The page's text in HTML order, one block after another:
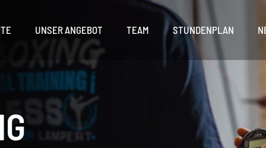
UNSER ANGEBOT TEAM STUNDENPLAN